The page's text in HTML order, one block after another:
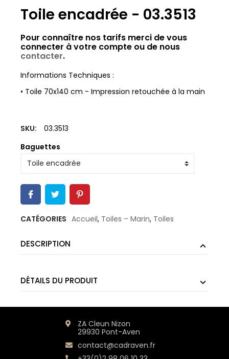
Toile encadrée - 03.3513
Pour connaître nos tarifs merci de vous
connecter à votre compte ou de nous
contacter.
Informations Techniques :
• Toile 70x140 cm - Impression retouchée à la main
SKU:
03.3513
Baguettes
CATÉGORIES Accueil, Toiles – Marin, Toiles
DESCRIPTION
DÉTAILS DU PRODUIT
ZA Cleun Nizon
29930 Pont-Aven
contact@cadraven.fr